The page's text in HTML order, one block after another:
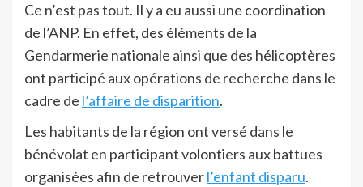
Ce n’est pas tout. Il y a eu aussi une coordination
de l’ANP. En effet, des éléments de la
Gendarmerie nationale ainsi que des hélicoptères
ont participé aux opérations de recherche dans le
cadre de l’affaire de disparition.
Les habitants de la région ont versé dans le
bénévolat en participant volontiers aux battues
organisées afin de retrouverl’enfant disparu.